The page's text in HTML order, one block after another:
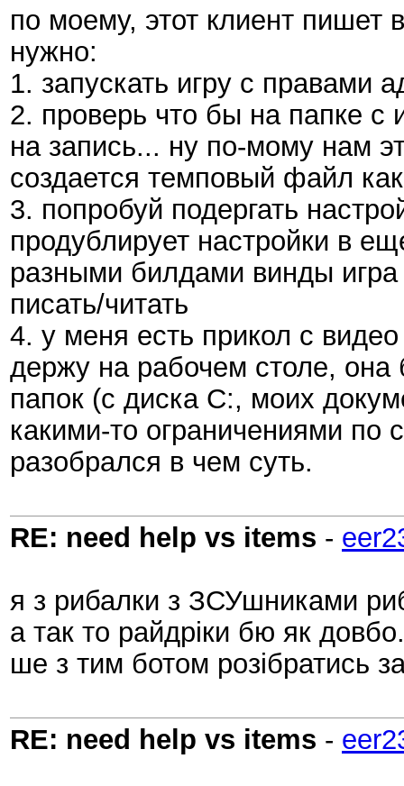
по моему, этот клиент пишет
нужно:
1. запускать игру с правами
2. проверь что бы на папке с
на запись... ну по-мому нам
создается темповый файл
3. попробуй подергать
продублирует настройки в
разными билдами винды игра
писать/читать
4. у меня есть прикол с
держу на рабочем столе, она
папок (с диска С:, моих
какими-то ограничениями
разобрался в чем суть.
RE: need help vs items -
я з рибалки з ЗСУшниками
а так то райдріки бю як
ше з тим ботом розібратись
RE: need help vs items -